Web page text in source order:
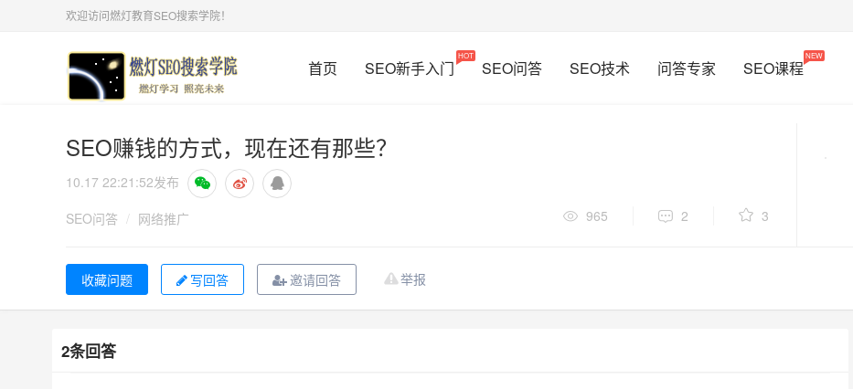
欢迎访问燃灯教育SEO搜索学院！
首页 SEO新手入门
HOT
SEO问答 SEO技术 问答专家 SEO课程
NEW
SEO赚钱的方式，现在还有那些？
10.17 22:21:52发布
SEO问答 / 网络推广 965 2 3
举报
写回答 邀请回答
2条回答